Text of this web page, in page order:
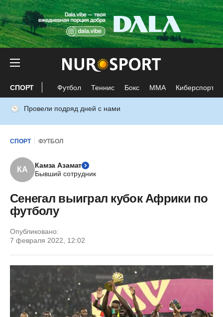
СПОРТ Футбол Теннис Бокс ММА Киберспорт
Провели подряд дней с нами
СПОРТ ФУТБОЛ
КА
Камза Азамат
Бывший сотрудник
Сенегал выиграл кубок Африки по
футболу
Опубликовано:
7 февраля 2022, 12:02